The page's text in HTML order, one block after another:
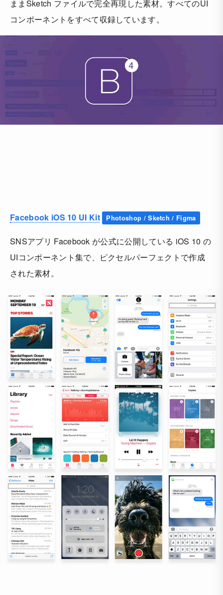
ままSketch ファイルで完全再現した素材。すべてのUI
コンポーネントをすべて収録しています。
Facebook iOS 10 UI Kit Photoshop / Sketch / Figma
SNSアプリ Facebook が公式に公開している iOS 10 の
UIコンポーネント集で、ピクセルパーフェクトで作成
された素材。